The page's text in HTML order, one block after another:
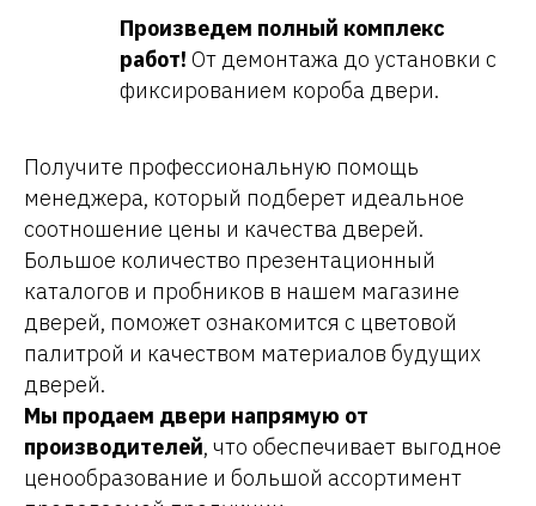
Произведем полный комплекс
работ! От демонтажа до установки с
фиксированием короба двери.
Получите профессиональную помощь
менеджера, который подберет идеальное
соотношение цены и качества дверей.
Большое количество презентационный
каталогов и пробников в нашем магазине
дверей, поможет ознакомится с цветовой
палитрой и качеством материалов будущих
дверей.
Мы продаем двери напрямую от
производителей, что обеспечивает выгодное
ценообразование и большой ассортимент